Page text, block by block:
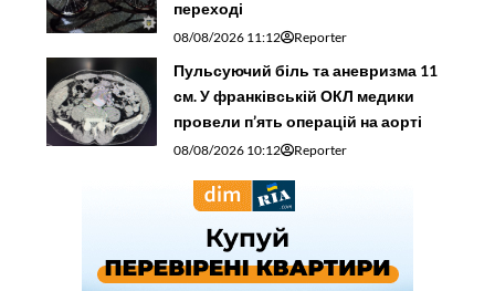
переході
08/08/2026 11:12 Reporter
Пульсуючий біль та аневризма 11
см. У франківській ОКЛ медики
провели п’ять операцій на аорті
08/08/2026 10:12 Reporter